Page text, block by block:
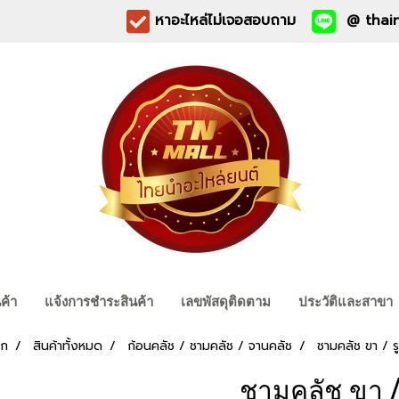
หาอะไหล่ไม่เจอสอบถาม @
า แจ้งการชำระสินค้า เลขพัสดุติดตาม ประวัติและสาขา
สินค้าทั้งหมด ก้อนคลัช / ชามคลัช / จานคลัช ชามคลัช ขา / รู
ชามคลัช ขา